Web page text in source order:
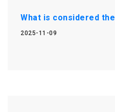
What is considered
2025-11-09